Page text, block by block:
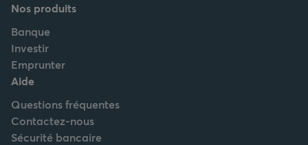
Nos produits
Banque
Investir
Emprunter
Aide
Questions fréquentes
Contactez-nous
Sécurité bancaire